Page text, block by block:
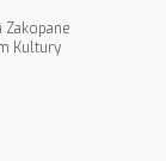
Kultury